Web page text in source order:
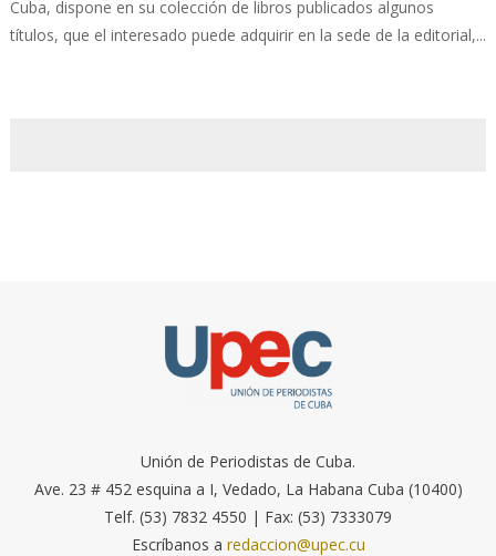
Cuba, dispone en su colección de libros publicados algunos
títulos, que el interesado puede adquirir en la sede de la editorial,...
Unión de Periodistas de Cuba.
Ave. 23 # 452 esquina a I, Vedado, La Habana Cuba (10400)
Telf. (53) 7832 4550 | Fax: (53) 7333079
Escríbanos a redaccion@upec.cu